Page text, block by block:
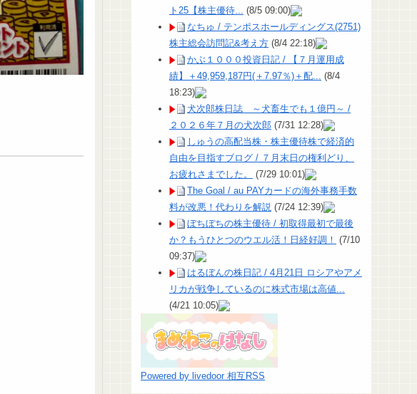
ト25【株主優待...
(8/5 09:00)
なちゅ / テンポスホールディングス(2751)
株主総会訪問記&考え方 (8/4 22:18)
かぶ１０００投資日記 / 【７月運用成
績】＋49,959,187円(＋7.97％)＋配...
(8/4
18:23)
犬次郎株日誌 ～犬畜生でも１億円～ /
２０２６年７月の犬次郎 (7/31 12:28)
しゅうの高配当株・株主優待株で経済的
自由を目指すブログ / ７月末日の権利どり、
お疲れさまでした。
(7/29 10:01)
The Goal / au PAYカードの海外事務手数
料が改悪！代わりを解説 (7/24 12:39)
ぼちぼちの株主優待 / 初取得最初で最後
か？もうひとつのウエル活！日経好調！ (7/10
09:37)
はるぼんの株日記 / 4月21日 ロシアやアメ
リカが戦争しているのに株式市場は高値...
(4/21 10:05)
Powered by livedoor 相互RSS